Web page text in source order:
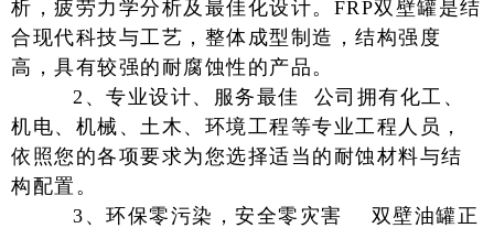
析，疲劳力学分析及最佳化设计。FRP双壁罐是结
合现代科技与工艺，整体成型制造，结构强度
高，具有较强的耐腐蚀性的产品。
2、专业设计、服务最佳
公司拥有化工、
机电、机械、土木、环境工程等专业工程人员，
依照您的各项要求为您选择适当的耐蚀材料与结
构配置。
3、环保零污染，安全零灾害 双壁油罐正